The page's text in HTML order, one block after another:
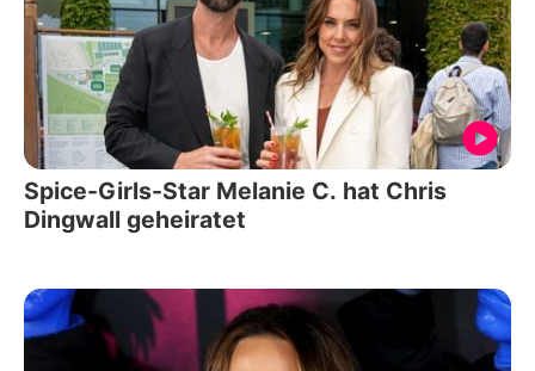
Spice-Girls-Star Melanie C. hat Chris
Dingwall geheiratet